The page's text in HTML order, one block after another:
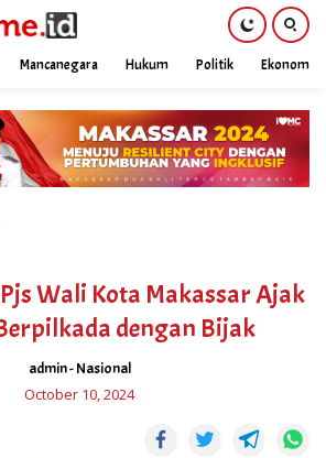
Mancanegara Hukum Politik Ekonomi
Wali Kota Makassar Ajak
dengan Bijak
admin-Nasional
October 10, 2024